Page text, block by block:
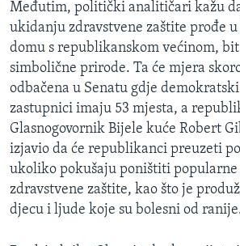
Međutim, politički analitičari kažu
ukidanju zdravstvene zaštite prođe
domu s republikanskom većinom,
simbolične prirode. Ta će mjera
odbačena u Senatu gdje
zastupnici imaju 53 mjesta, a
Glasnogovornik Bijele kuće Robert
izjavio da će republikanci preuzeti
ukoliko pokušaju poništiti popularne
zdravstvene zaštite, kao što je
djecu i ljude koje su bolesni od